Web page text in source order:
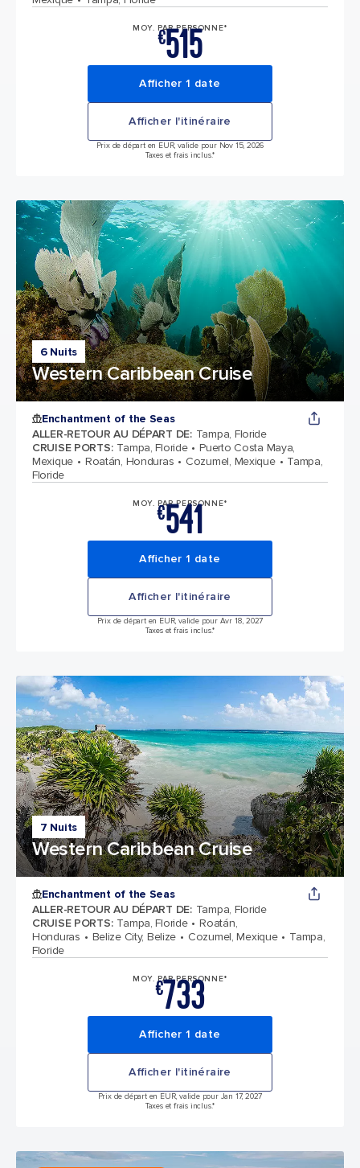
MOY. PAR PERSONNE*
€515
Afficher 1 date
Afficher l'itinéraire
Prix de départ en EUR, valide pour Nov 15, 2026
Taxes et frais inclus.*
6 Nuits
Western Caribbean Cruise
Enchantment of the Seas
ALLER-RETOUR AU DÉPART DE: Tampa, Floride
CRUISE PORTS: Tampa, Floride
Puerto Costa Maya,
Mexique
Roatán, Honduras Cozumel, Mexique
Tampa,
Floride
MOY. PAR PERSONNE*
€541
Afficher 1 date
Afficher l'itinéraire
Prix de départ en EUR, valide pour Avr 18, 2027
Taxes et frais inclus.*
7 Nuits
Western Caribbean Cruise
Enchantment of the Seas
ALLER-RETOUR AU DÉPART DE: Tampa, Floride
CRUISE PORTS: Tampa, Floride
Roatán,
Honduras
Belize City, Belize Cozumel, Mexique
Tampa,
Floride
MOY. PAR PERSONNE*
€733
Afficher 1 date
Afficher l'itinéraire
Prix de départ en EUR, valide pour Jan 17, 2027
Taxes et frais inclus.*